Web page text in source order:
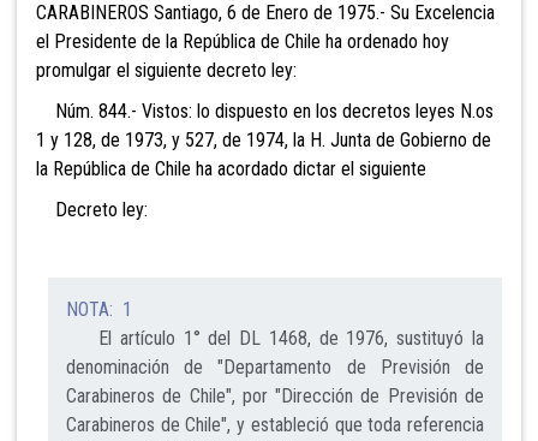
CARABINEROS Santiago, 6 de Enero de 1975.- Su Excelencia
el Presidente de la República de Chile ha ordenado hoy
promulgar el siguiente decreto ley:
Núm. 844.- Vistos: lo dispuesto en los decretos leyes N.os
1 y 128, de 1973, y 527, de 1974, la H. Junta de Gobierno de
la República de Chile ha acordado dictar el siguiente
Decreto ley:
NOTA: 1
El artículo 1° del DL 1468, de 1976, sustituyó la
denominación de "Departamento de Previsión de
Carabineros de Chile", por "Dirección de Previsión de
Carabineros de Chile", y estableció que toda referencia